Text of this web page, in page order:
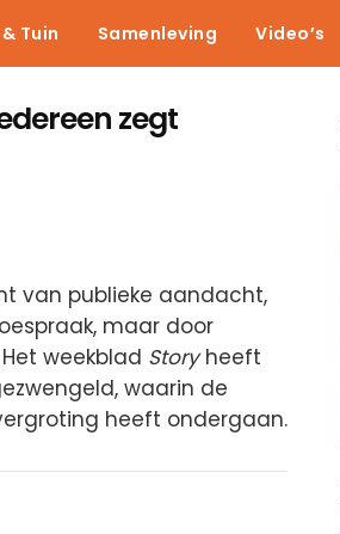
Tuin Samenleving Video’s
zegt
van publieke aandacht,
maar door
weekblad Storyheeft
waarin de
heeft ondergaan.